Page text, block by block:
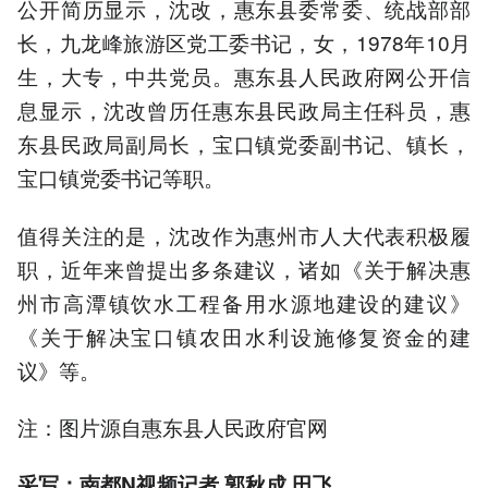
公开简历显示，沈改，惠东县委常委、统战部部
长，九龙峰旅游区党工委书记，女，1978年10月
生，大专，中共党员。惠东县人民政府网公开信
息显示，沈改曾历任惠东县民政局主任科员，惠
东县民政局副局长，宝口镇党委副书记、镇长，
宝口镇党委书记等职。
值得关注的是，沈改作为惠州市人大代表积极履
职，近年来曾提出多条建议，诸如《关于解决惠
州市高潭镇饮水工程备用水源地建设的建议》
《关于解决宝口镇农田水利设施修复资金的建
议》等。
注：图片源自惠东县人民政府官网